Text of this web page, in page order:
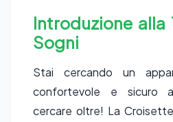
Introduzione alla
Sogni
Stai cercando un
confortevole e sicuro
cercare oltre! La